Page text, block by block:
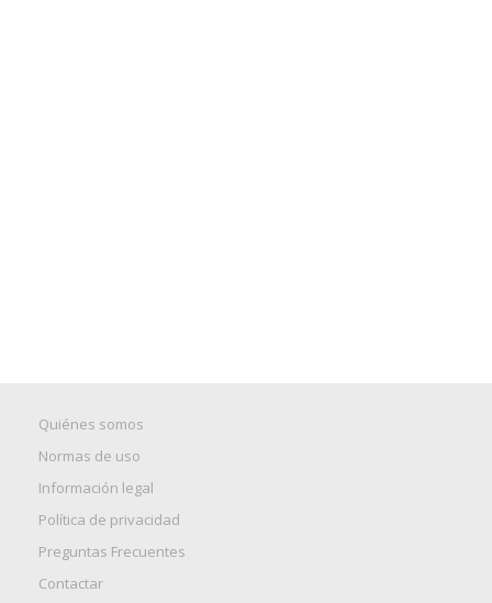
Quiénes somos
Normas de uso
Información legal
Política de privacidad
Preguntas Frecuentes
Contactar